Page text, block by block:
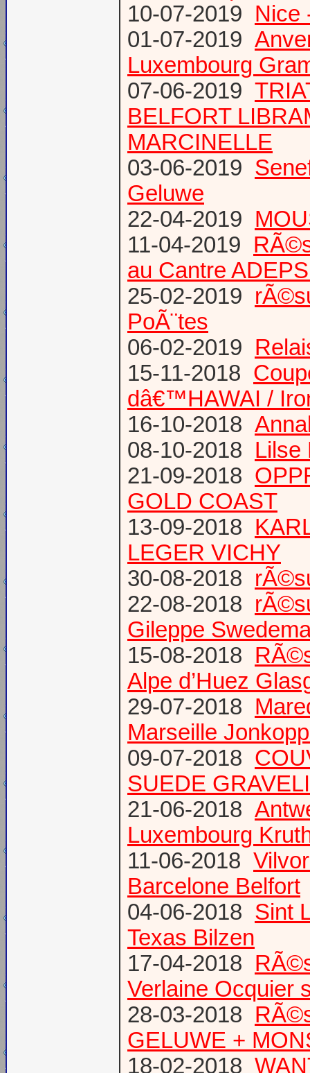
10-07-2019 Nice
01-07-2019
Luxembourg
07-06-2019
BELFORT
MARCINELLE
03-06-2019
Geluwe
22-04-2019
11-04-2019
au Cantre
25-02-2019
PoÃ¨tes
06-02-2019
15-11-2018
dâ€™HAWAI /
16-10-2018
08-10-2018 Lilse
21-09-2018
GOLD COAST
13-09-2018
LEGER VICHY
30-08-2018
22-08-2018
Gileppe
15-08-2018
Alpe d’Huez
29-07-2018
Marseille
09-07-2018
SUEDE
21-06-2018
Luxembourg
11-06-2018
Barcelone Belfort
04-06-2018 Sint
Texas Bilzen
17-04-2018
Verlaine Ocquier
28-03-2018
GELUWE +
18-02-2018